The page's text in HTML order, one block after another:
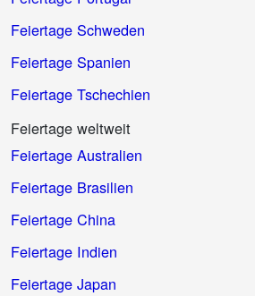
Feiertage Schweden
Feiertage Spanien
Feiertage Tschechien
Feiertage weltweit
Feiertage Australien
Feiertage Brasilien
Feiertage China
Feiertage Indien
Feiertage Japan